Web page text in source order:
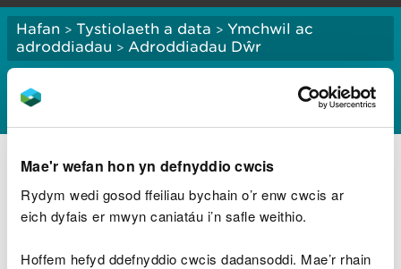
Mae'r wefan hon yn defnyddio cwcis
Rydym wedi gosod ffeiliau bychain o’r enw cwcis ar
eich dyfais er mwyn caniatáu i’n safle weithio.
Hoffem hefyd ddefnyddio cwcis dadansoddi. Mae’r rhain
Hafan > Tystiolaeth a data > Ymchwil ac
adroddiadau > Adroddiadau Dŵr
Ansawdd dŵr
Asesiad ansawdd dŵr afonydd
gwarchodedig yng Nghymru
Diweddaru Targedau Ansawdd Dŵr ar gyfer